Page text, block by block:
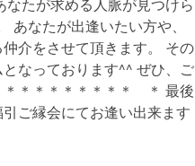
なたが出逢いたい方や、
介をさせて頂きます。 その
なっております^^ ぜひ、ご
＊＊＊＊＊＊＊＊ ＊ 最後
ご縁会にてお逢い出来ます